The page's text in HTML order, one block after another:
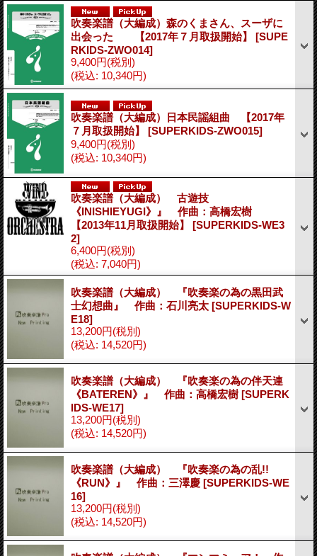
吹奏楽譜（大編成）森のくまさん、スーザに
出会った 【2017年７月取扱開始】 [SUPE
RKIDS-ZWO014]
9,400円(税別)
(税込: 10,340円)
吹奏楽譜（大編成）日本民謡組曲 【2017年
７月取扱開始】 [SUPERKIDS-ZWO015]
9,400円(税別)
(税込: 10,340円)
吹奏楽譜（大編成） 古遊技
《INISHIEYUGI》』 作曲：高橋宏樹
【2013年11月取扱開始】 [SUPERKIDS-WE3
2]
6,400円(税別)
(税込: 7,040円)
吹奏楽譜（大編成） 『吹奏楽の為の黒田武
士幻想曲』 作曲：石川亮太 [SUPERKIDS-W
E18]
13,200円(税別)
(税込: 14,520円)
吹奏楽譜（大編成） 『吹奏楽の為の伴天連
《BATEREN》』 作曲：高橋宏樹[SUPERK
IDS-WE17]
13,200円(税別)
(税込: 14,520円)
吹奏楽譜（大編成） 『吹奏楽の為の乱!!
《RUN》』 作曲：三澤慶 [SUPERKIDS-WE
16]
13,200円(税別)
(税込: 14,520円)